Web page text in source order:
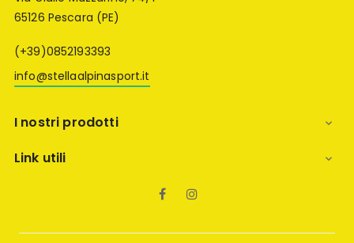
65126 Pescara (PE)
(+39)0852193393
info@stellaalpinasport.it
I nostri prodotti 
Link utili 
Facebook